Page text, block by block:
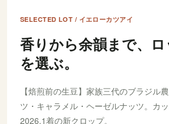
SELECTED LOT / イエローカツアイ
香りから余韻まで、
を選ぶ。
【焙煎前の生豆】家族三代のブラジル
ツ・キャラメル・ヘーゼルナッツ。カッ
2026.1着の新クロップ。